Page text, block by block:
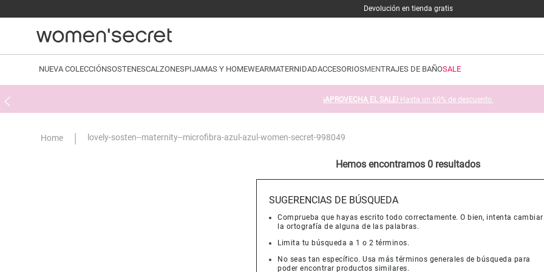
Devolución en tienda gratis
NUEVA COLECCIÓNSOSTENESCALZONESPIJAMAS Y HOMEWEARMATERNIDADACCESORIOSMENTRAJES DE BAÑOSALE
¡APROVECHA EL SALE! Hasta un 60% de descuento.
lovely-sosten--maternity--microfibra-azul-azul-women-secret-998049
Hemos encontramos 0 resultados
SUGERENCIAS DE BÚSQUEDA
Comprueba que hayas escrito todo correctamente. O bien, intenta cambiar
la ortografía de alguna de las palabras.
Limita tu búsqueda a 1 o 2 términos.
No seas tan específico. Usa más términos generales de búsqueda para
poder encontrar productos similares.